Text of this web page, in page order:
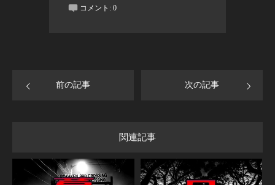
コメント: 0
前の記事 次の記事
関連記事